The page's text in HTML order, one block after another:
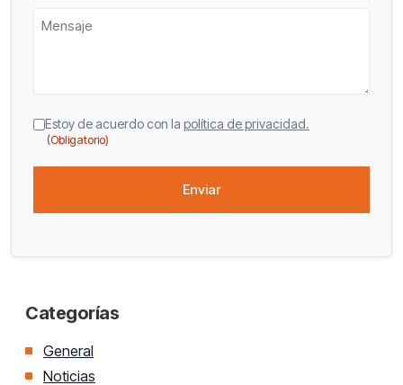
CAPTCHA
Consentimiento
(Obligatorio)
Estoy de acuerdo con la política de privacidad.
(Obligatorio)
Categorías
General
Noticias